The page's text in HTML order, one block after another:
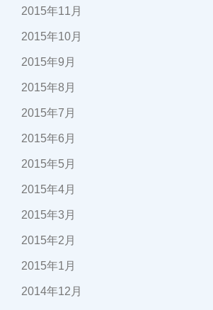
2015年11月
2015年10月
2015年9月
2015年8月
2015年7月
2015年6月
2015年5月
2015年4月
2015年3月
2015年2月
2015年1月
2014年12月